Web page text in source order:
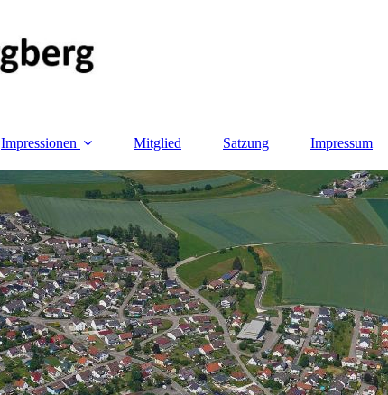
Impressionen Mitglied Satzung Impressum